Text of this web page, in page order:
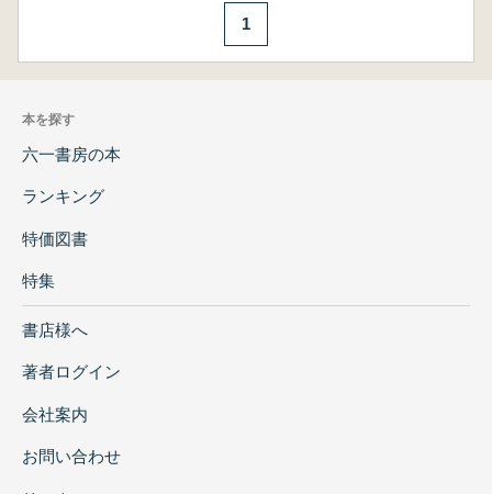
1
本を探す
六一書房の本
ランキング
特価図書
特集
書店様へ
著者ログイン
会社案内
お問い合わせ